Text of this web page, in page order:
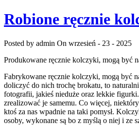
Robione ręcznie
Posted by admin On wrzesień - 23 - 2025
Produkowane ręcznie kolczyki, mogą być
Fabrykowane ręcznie kolczyki, mogą być
doliczyć do nich trochę brokatu, to
fotografii, jakieś nieduże oraz lekkie
zrealizować je samemu. Co więcej,
ktoś za nas wpadnie na taki pomysł.
osoby, wykonane są bo z myślą o niej i ze